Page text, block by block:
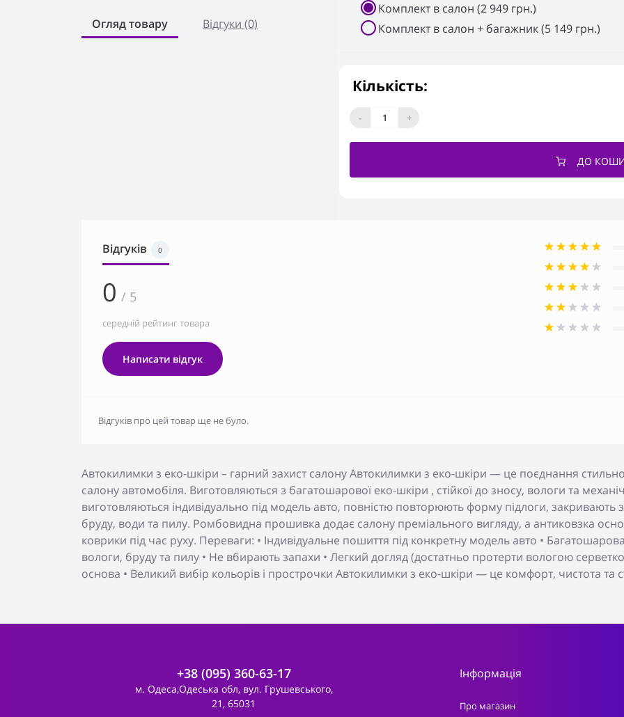
Огляд товару Відгуки (0)
Комплект в салон (2 949 грн.)
Комплект в салон + багажник (5 149 грн.)
Кількість:
- +
ДО
Автокилимки з еко-шкіри – гарний захист салону Автокилимки з еко-шкіри — це поєднання
салону автомобіля. Виготовляються з багатошарової еко-шкіри , стійкої до зносу, вологи та
виготовляються індивідуально під модель авто, повністю повторюють форму підлоги, закривають
бруду, води та пилу. Ромбовидна прошивка додає салону преміального вигляду, а антиковзка
коврики під час руху. Переваги: • Індивідуальне пошиття під конкретну модель авто •
вологи, бруду та пилу • Не вбирають запахи • Легкий догляд (достатньо протерти вологою
основа • Великий вибір кольорів і прострочки Автокилимки з еко-шкіри — це комфорт, чистота та
Відгуків 0
0 / 5
середній рейтинг товара
Написати відгук
Відгуків про цей товар ще не було.
+38 (095) 360-63-17
м. Одеса,Одеська обл, вул. Грушевського,
21, 65031
Інформація
Про магазин